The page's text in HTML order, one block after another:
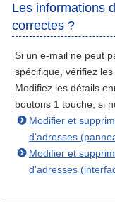
Les informations
correctes ?
Si un e-mail ne peut
spécifique, vérifiez
Modifiez les détails
boutons 1 touche, si
Modifier et
d'adresses
Modifier et
d'adresses